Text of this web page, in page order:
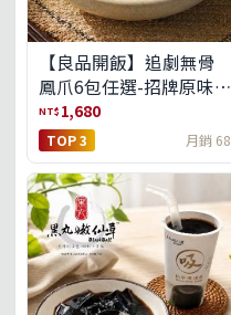
【良品開飯】追劇無骨
鳳爪6包任選-招牌原味/
濃濃蒜香/過癮麻辣(免運
組)
NT$ 1,680
TOP 3 月銷 68